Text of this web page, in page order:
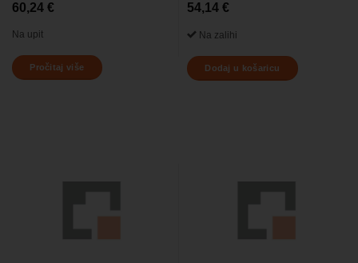
60,24 €
Na upit
Pročitaj više
54,14 €
Na zalihi
Dodaj u košaricu